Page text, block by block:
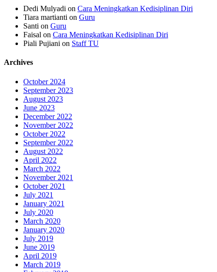
Dedi Mulyadi on Cara Meningkatkan Kedisiplinan Diri
Tiara martianti on Guru
Santi on Guru
Faisal on Cara Meningkatkan Kedisiplinan Diri
Piali Pujiani on Staff TU
Archives
October 2024
September 2023
August 2023
June 2023
December 2022
November 2022
October 2022
September 2022
August 2022
April 2022
March 2022
November 2021
October 2021
July 2021
January 2021
July 2020
March 2020
January 2020
July 2019
June 2019
April 2019
March 2019